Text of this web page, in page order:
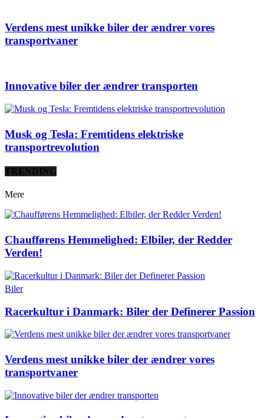
Verdens mest unikke biler der ændrer vores
transportvaner
Innovative biler der ændrer transporten
Musk og Tesla: Fremtidens elektriske
transportrevolution
TRENDING
Mere
Chaufførens Hemmelighed: Elbiler, der Redder
Verden!
Biler
Racerkultur i Danmark: Biler der Definerer Passion
Verdens mest unikke biler der ændrer vores
transportvaner